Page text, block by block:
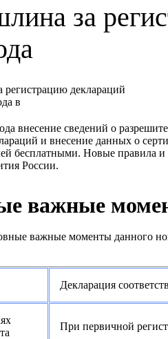
за
внесение сведений о
и внесение данных о
бесплатными. Новые правила и
России.
важные
важные моменты данного
Декларация
При первичной